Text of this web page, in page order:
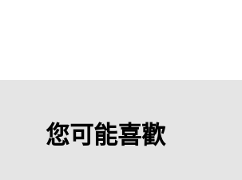
您可能喜歡